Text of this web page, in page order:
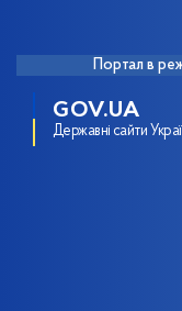
Портал в
GOV.UA
Державні сайти